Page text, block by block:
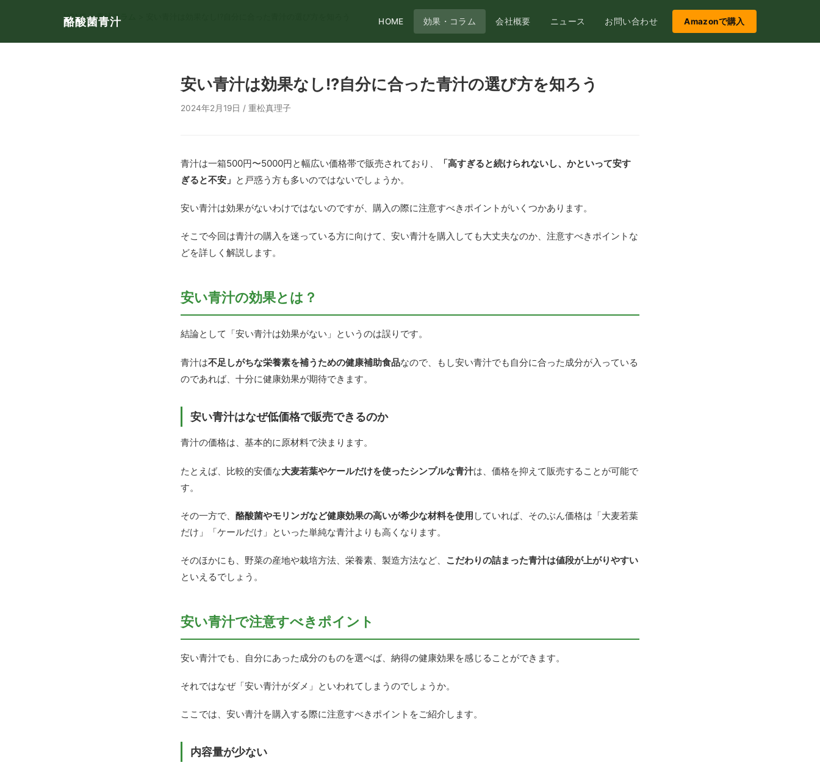
酪酸菌青汁 HOME 効果・コラム 会社概要 ニュース お問い合わせ Amazonで購入
HOME>青汁コラム
安い青汁は効果なし!?自分に合った青汁の選び方を知ろう
2024年2月19日 / 重松真理子
青汁は一箱500円〜5000円と幅広い価格帯で販売されており、
「高すぎると続けられないし、かといって安す
ぎると不安」 と戸惑う方も多いのではないでしょうか。
安い青汁は効果がないわけではないのですが、購入の際に注意すべきポイントがいくつかあります。
そこで今回は青汁の購入を迷っている方に向けて、安い青汁を購入しても大丈夫なのか、注意すべきポイントな
どを詳しく解説します。
安い青汁の効果とは？
結論として「安い青汁は効果がない」というのは誤りです。
青汁は不足しがちな栄養素を補うための健康補助食品なので、もし安い青汁でも自分に合った成分が入っている
のであれば、十分に健康効果が期待できます。
安い青汁はなぜ低価格で販売できるのか
青汁の価格は、基本的に原材料で決まります。
たとえば、比較的安価な大麦若葉やケールだけを使ったシンプルな青汁は、価格を抑えて販売することが可能で
す。
その一方で、 酪酸菌やモリンガなど健康効果の高いが希少な材料を使用 していれば、そのぶん価格は「大麦若葉
だけ」「ケールだけ」といった単純な青汁よりも高くなります。
そのほかにも、野菜の産地や栽培方法、栄養素、製造方法など、 こだわりの詰まった青汁は値段が上がりやすい
といえるでしょう。
安い青汁で注意すべきポイント
安い青汁でも、自分にあった成分のものを選べば、納得の健康効果を感じることができます。
それではなぜ「安い青汁がダメ」といわれてしまうのでしょうか。
ここでは、安い青汁を購入する際に注意すべきポイントをご紹介します。
内容量が少ない